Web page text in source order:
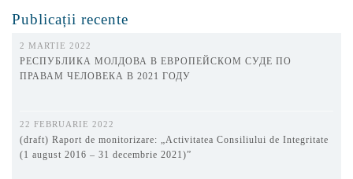
Publicații recente
2 MARTIE 2022
РЕСПУБЛИКА МОЛДОВА В ЕВРОПЕЙСКОМ СУДЕ ПО
ПРАВАМ ЧЕЛОВЕКА В 2021 ГОДУ
22 FEBRUARIE 2022
(draft) Raport de monitorizare: „Activitatea Consiliului de Integritate
(1 august 2016 – 31 decembrie 2021)”